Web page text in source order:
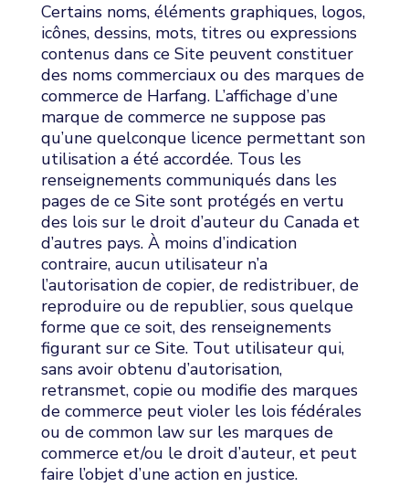
Certains noms, éléments graphiques, logos,
icônes, dessins, mots, titres ou expressions
contenus dans ce Site peuvent constituer
des noms commerciaux ou des marques de
commerce de Harfang. L’affichage d’une
marque de commerce ne suppose pas
qu’une quelconque licence permettant son
utilisation a été accordée. Tous les
renseignements communiqués dans les
pages de ce Site sont protégés en vertu
des lois sur le droit d’auteur du Canada et
d’autres pays. À moins d’indication
contraire, aucun utilisateur n’a
l’autorisation de copier, de redistribuer, de
reproduire ou de republier, sous quelque
forme que ce soit, des renseignements
figurant sur ce Site. Tout utilisateur qui,
sans avoir obtenu d’autorisation,
retransmet, copie ou modifie des marques
de commerce peut violer les lois fédérales
ou de common law sur les marques de
commerce et/ou le droit d’auteur, et peut
faire l’objet d’une action en justice.